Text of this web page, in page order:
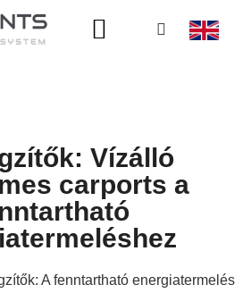
Vízálló
carports a
A fenntartható energiatermelés